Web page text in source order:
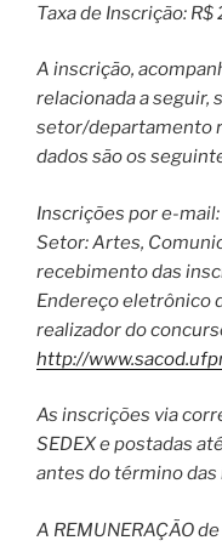
Taxa de Inscrição:
A inscrição,
relacionada a seguir,
setor/departamento
dados são os
Inscrições por e-mail:
Setor: Artes,
recebimento das
Endereço eletrônico
realizador do
http://
As inscrições via
SEDEX e postadas
antes do término das
A REMUNERAÇÃO